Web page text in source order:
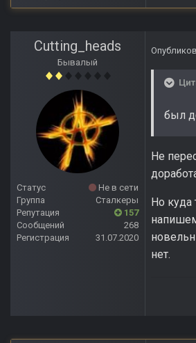
Cutting_heads
Бывалый
Статус
Не в сети
Группа
Сталкеры
Репутация
157
Сообщений
268
Регистрация
31.07.2020
был
Не
Но
нет.